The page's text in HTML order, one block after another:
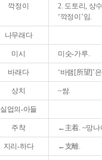
깍정이
2. 도토리, 상
‘깍정이’임.
나무래다
미시 미숫-가루.
바래다 ‘바램[所望]’
상치 ~쌈.
실업의-아들
주착 ←主着. ~망나
지리-하다 ←支離.